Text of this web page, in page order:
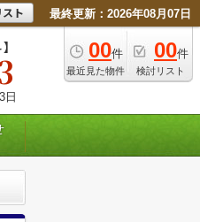
ト 最終更新：2026年08月07日
00件
最近見た物件
00件
検討リスト
日